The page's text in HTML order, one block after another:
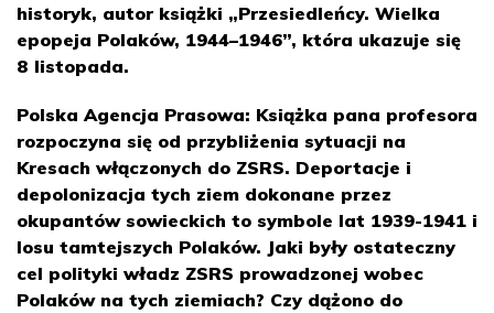
historyk, autor książki „Przesiedleńcy. Wielka
epopeja Polaków, 1944–1946”, która ukazuje się
8 listopada.
Polska Agencja Prasowa: Książka pana profesora
rozpoczyna się od przybliżenia sytuacji na
Kresach włączonych do ZSRS. Deportacje i
depolonizacja tych ziem dokonane przez
okupantów sowieckich to symbole lat 1939-1941 i
losu tamtejszych Polaków. Jaki były ostateczny
cel polityki władz ZSRS prowadzonej wobec
Polaków na tych ziemiach? Czy dążono do